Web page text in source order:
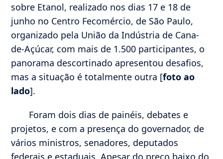
sobre Etanol, realizado nos dias 17 e 18 de
junho no Centro Fecomércio, de São Paulo,
organizado pela União da Indústria de Cana-
de-Açúcar, com mais de 1.500 participantes, o
panorama descortinado apresentou desafios,
mas a situação é totalmente outra [foto ao
lado].
Foram dois dias de painéis, debates e
projetos, e com a presença do governador, de
vários ministros, senadores, deputados
federais e estaduais. Apesar do preço baixo do